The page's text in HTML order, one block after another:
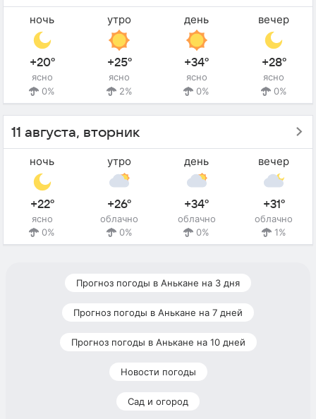
ночь
+20°
ясно
0%
утро
+25°
ясно
2%
день
+34°
ясно
0%
вечер
+28°
ясно
0%
11 августа, вторник
ночь
+22°
ясно
0%
утро
+26°
облачно
0%
день
+34°
облачно
0%
вечер
+31°
облачно
1%
Прогноз погоды в Анькане на 3 дня
Прогноз погоды в Анькане на 7 дней
Прогноз погоды в Анькане на 10 дней
Новости погоды
Сад и огород